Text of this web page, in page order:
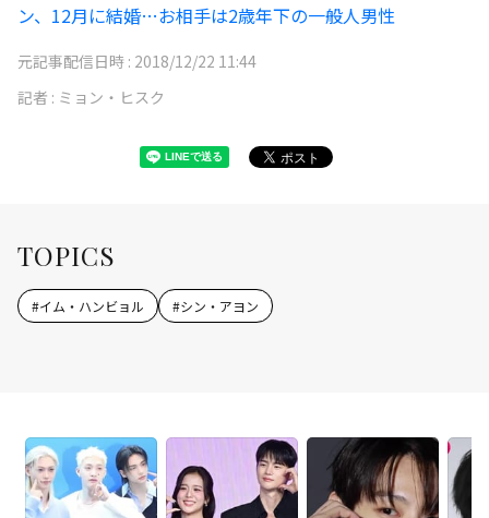
ン、12月に結婚…お相手は2歳年下の一般人男性
元記事配信日時 : 2018/12/22 11:44
記者 : ミョン・ヒスク
TOPICS
#イム・ハンビョル #シン・アヨン